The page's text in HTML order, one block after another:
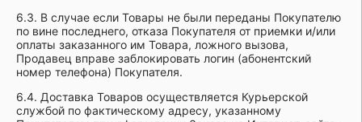
6.3. В случае если Товары не были переданы Покупателю
по вине последнего, отказа Покупателя от приемки и/или
оплаты заказанного им Товара, ложного вызова,
Продавец вправе заблокировать логин (абонентский
номер телефона) Покупателя.
6.4. Доставка Товаров осуществляется Курьерской
службой по фактическому адресу, указанному